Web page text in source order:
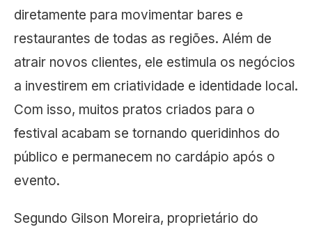
diretamente para movimentar bares e
restaurantes de todas as regiões. Além de
atrair novos clientes, ele estimula os negócios
a investirem em criatividade e identidade local.
Com isso, muitos pratos criados para o
festival acabam se tornando queridinhos do
público e permanecem no cardápio após o
evento.
Segundo Gilson Moreira, proprietário do